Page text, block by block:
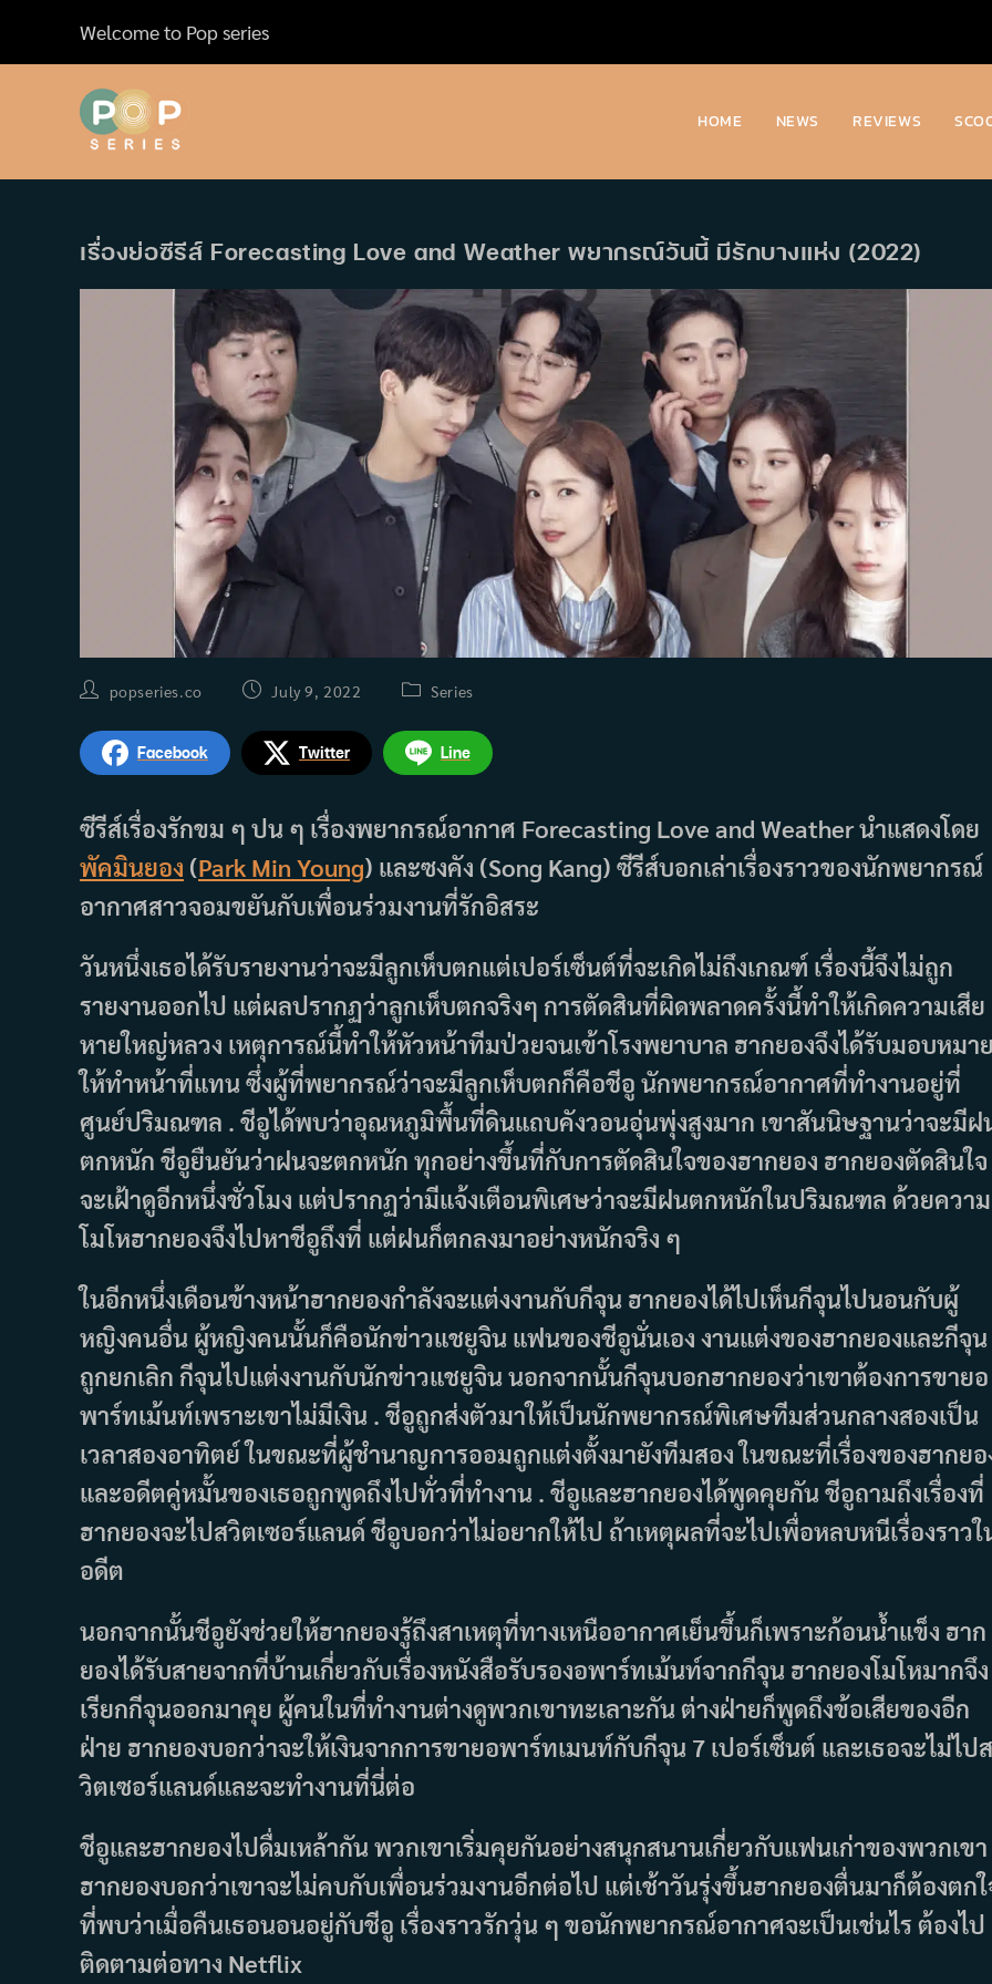
content
Welcome to Pop series
HOME NEWS REVIEWS
เรื่องย่อซีรีส์ Forecasting Love and Weather พยากรณ์วันนี้ มีรักบางแห่ง (2022)
Postpopseries.co
Post July 9, 2022
PostSeries
Facebook Twitter Line
ซีรีส์เรื่องรักขม ๆ ปน ๆ เรื่องพยากรณ์อากาศ Forecasting Love and Weather นำแสดงโดย
พัคมินยอง (Park Min Young) และซงคัง (Song Kang) ซีรีส์บอกเล่าเรื่องราวของนักพยากรณ์
อากาศสาวจอมขยันกับเพื่อนร่วมงานที่รักอิสระ
วันหนึ่งเธอได้รับรายงานว่าจะมีลูกเห็บตกแต่เปอร์เซ็นต์ที่จะเกิดไม่ถึงเกณฑ์ เรื่องนี้จึงไม่ถูก
รายงานออกไป แต่ผลปรากฏว่าลูกเห็บตกจริงๆ การตัดสินที่ผิดพลาดครั้งนี้ทำให้เกิดความเสีย
หายใหญ่หลวง เหตุการณ์นี้ทำให้หัวหน้าทีมป่วยจนเข้าโรงพยาบาล ฮากยองจึงได้รับมอบหมาย
ให้ทำหน้าที่แทน ซึ่งผู้ที่พยากรณ์ว่าจะมีลูกเห็บตกก็คือชีอู นักพยากรณ์อากาศที่ทำงานอยู่ที่
ศูนย์ปริมณฑล . ชีอูได้พบว่าอุณหภูมิพื้นที่ดินแถบคังวอนอุ่นพุ่งสูงมาก เขาสันนิษฐานว่าจะมีฝ
ตกหนัก ชีอูยืนยันว่าฝนจะตกหนัก ทุกอย่างขึ้นที่กับการตัดสินใจของฮากยอง ฮากยองตัดสินใจ
จะเฝ้าดูอีกหนึ่งชั่วโมง แต่ปรากฏว่ามีแจ้งเตือนพิเศษว่าจะมีฝนตกหนักในปริมณฑล ด้วยความ
โมโหฮากยองจึงไปหาชีอูถึงที่ แต่ฝนก็ตกลงมาอย่างหนักจริง ๆ
ในอีกหนึ่งเดือนข้างหน้าฮากยองกำลังจะแต่งงานกับกีจุน ฮากยองได้ไปเห็นกีจุนไปนอนกับผู้
หญิงคนอื่น ผู้หญิงคนนั้นก็คือนักข่าวแชยูจิน แฟนของชีอูนั่นเอง งานแต่งของฮากยองและกีจุน
ถูกยกเลิก กีจุนไปแต่งงานกับนักข่าวแชยูจิน นอกจากนั้นกีจุนบอกฮากยองว่าเขาต้องการขายอ
พาร์ทเม้นท์เพราะเขาไม่มีเงิน . ชีอูถูกส่งตัวมาให้เป็นนักพยากรณ์พิเศษทีมส่วนกลางสองเป็น
เวลาสองอาทิตย์ ในขณะที่ผู้ชำนาญการออมถูกแต่งตั้งมายังทีมสอง ในขณะที่เรื่องของฮากยอ
และอดีตคู่หมั้นของเธอถูกพูดถึงไปทั่วที่ทำงาน . ชีอูและฮากยองได้พูดคุยกัน ชีอูถามถึงเรื่องที่
ฮากยองจะไปสวิตเซอร์แลนด์ ชีอูบอกว่าไม่อยากให้ไป ถ้าเหตุผลที่จะไปเพื่อหลบหนีเรื่องราวใ
อดีต
นอกจากนั้นชีอูยังช่วยให้ฮากยองรู้ถึงสาเหตุที่ทางเหนืออากาศเย็นขึ้นก็เพราะก้อนน้ำแข็ง ฮาก
ยองได้รับสายจากที่บ้านเกี่ยวกับเรื่องหนังสือรับรองอพาร์ทเม้นท์จากกีจุน ฮากยองโมโหมากจึง
เรียกกีจุนออกมาคุย ผู้คนในที่ทำงานต่างดูพวกเขาทะเลาะกัน ต่างฝ่ายก็พูดถึงข้อเสียของอีก
ฝ่าย ฮากยองบอกว่าจะให้เงินจากการขายอพาร์ทเมนท์กับกีจุน 7 เปอร์เซ็นต์ และเธอจะไม่ไปส
วิตเซอร์แลนด์และจะทำงานที่นี่ต่อ
ชีอูและฮากยองไปดื่มเหล้ากัน พวกเขาเริ่มคุยกันอย่างสนุกสนานเกี่ยวกับแฟนเก่าของพวกเขา
ฮากยองบอกว่าเขาจะไม่คบกับเพื่อนร่วมงานอีกต่อไป แต่เช้าวันรุ่งขึ้นฮากยองตื่นมาก็ต้องตกใ
ที่พบว่าเมื่อคืนเธอนอนอยู่กับชีอู เรื่องราวรักวุ่น ๆ ขอนักพยากรณ์อากาศจะเป็นเช่นไร ต้องไป
ติดตามต่อทาง Netflix